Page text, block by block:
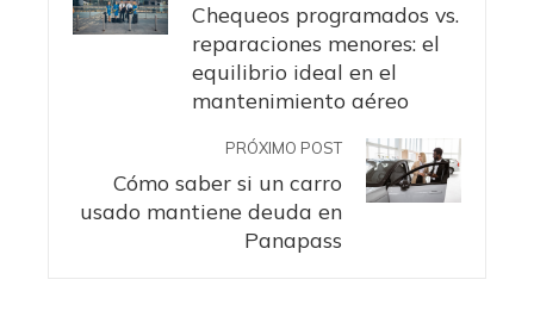
Chequeos programados vs.
reparaciones menores: el
equilibrio ideal en el
mantenimiento aéreo
PRÓXIMO POST
Cómo saber si un carro
usado mantiene deuda en
Panapass